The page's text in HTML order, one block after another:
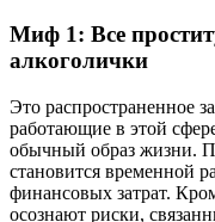
Миф 1: Все
алкоголички
Это распространенное
работающие в этой
обычный образ жизни.
становится временной
финансовых затрат.
осознают риски,